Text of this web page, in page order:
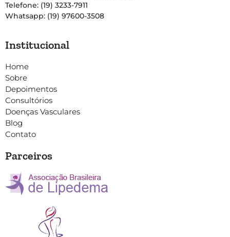
Telefone: (19) 3233-7911
Whatsapp: (19) 97600-3508
Institucional
Home
Sobre
Depoimentos
Consultórios
Doenças Vasculares
Blog
Contato
Parceiros